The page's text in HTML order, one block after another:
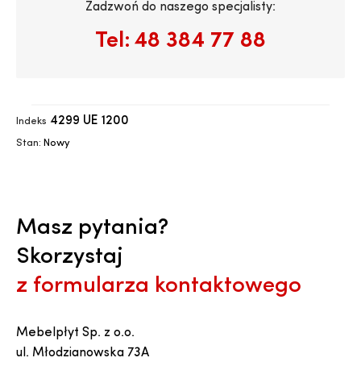
Zadzwoń do naszego specjalisty:
Tel: 48 384 77 88
Indeks 4299 UE 1200
Stan: Nowy
Masz pytania?
Skorzystaj
z formularza kontaktowego
Mebelpłyt Sp. z o.o.
ul. Młodzianowska 73A